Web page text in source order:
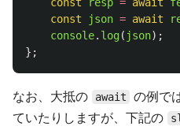
const
json = await
console. log( json);
};
なお、大抵の await
の例で
ていたりしますが、下記の